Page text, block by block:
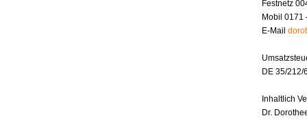
Festnetz
Mobil 0171
E-Mail
DE 35/212/
Inhaltlich
Dr.